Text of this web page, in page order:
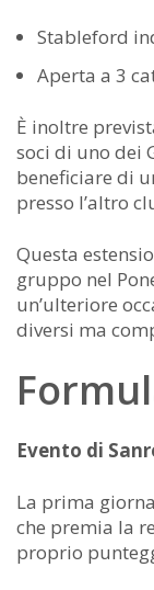
Stableford
Aperta a 3
È inoltre
soci di uno dei
beneficiare di
presso l’altro
Questa
gruppo nel
un’ulteriore
diversi ma
Evento di
La prima
che premia la
proprio